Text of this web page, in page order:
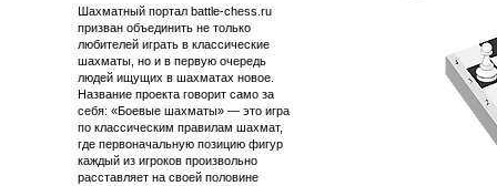
Шахматный портал battle-chess.ru
призван объединить не только
любителей играть в классические
шахматы, но и в первую очередь
людей ищущих в шахматах новое.
Название проекта говорит само за
себя: «Боевые шахматы» — это игра
по классическим правилам шахмат,
где первоначальную позицию фигур
каждый из игроков произвольно
расставляет на своей половине